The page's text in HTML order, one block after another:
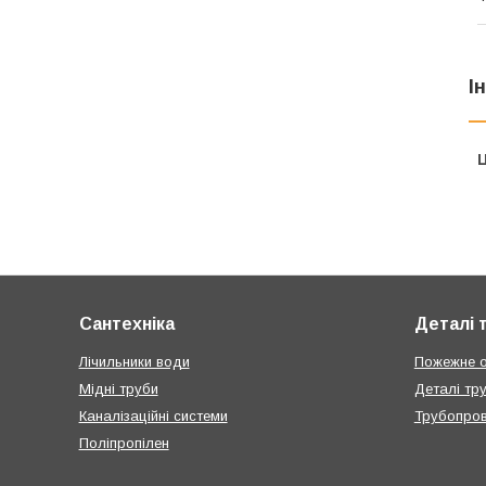
Сантехніка
Лічильники води
Мідні труби
Каналізаційні системи
Поліпропілен
Деталі
Пожежне
Деталі